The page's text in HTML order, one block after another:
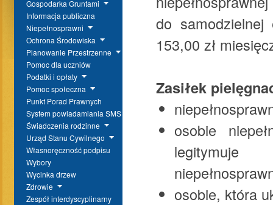
Gospodarka Gruntami
Informacja publiczna
Niepełnosprawni
Ochrona Środowiska
Planowanie Przestrzenne
Pomoc dla uczniów
Podatki i opłaty
Pomoc społeczna
Punkt Porad Prawnych
System powiadamiania SMS
Świadczenia rodzinne
Urząd Stanu Cywilnego
Własnoręczność podpisu
Wybory
Wycinka drzew
Zdrowie
Zespół interdyscyplinarny
do samodzielnej
153,00 zł
Zasiłek
osobie
osobie, która